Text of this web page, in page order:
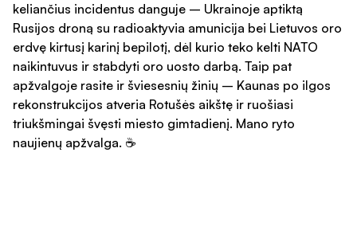
keliančius incidentus danguje – Ukrainoje aptiktą
Rusijos droną su radioaktyvia amunicija bei Lietuvos oro
erdvę kirtusį karinį bepilotį, dėl kurio teko kelti NATO
naikintuvus ir stabdyti oro uosto darbą. Taip pat
apžvalgoje rasite ir šviesesnių žinių – Kaunas po ilgos
rekonstrukcijos atveria Rotušės aikštę ir ruošiasi
triukšmingai švęsti miesto gimtadienį. Mano ryto
naujienų apžvalga. ☕